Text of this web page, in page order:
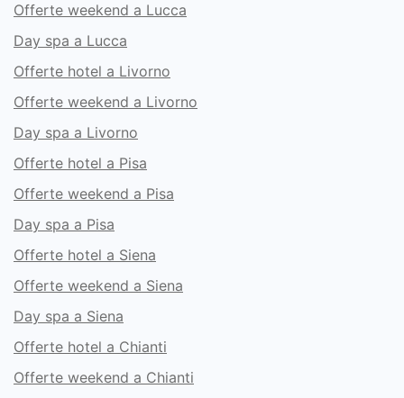
Offerte weekend a Lucca
Day spa a Lucca
Offerte hotel a Livorno
Offerte weekend a Livorno
Day spa a Livorno
Offerte hotel a Pisa
Offerte weekend a Pisa
Day spa a Pisa
Offerte hotel a Siena
Offerte weekend a Siena
Day spa a Siena
Offerte hotel a Chianti
Offerte weekend a Chianti